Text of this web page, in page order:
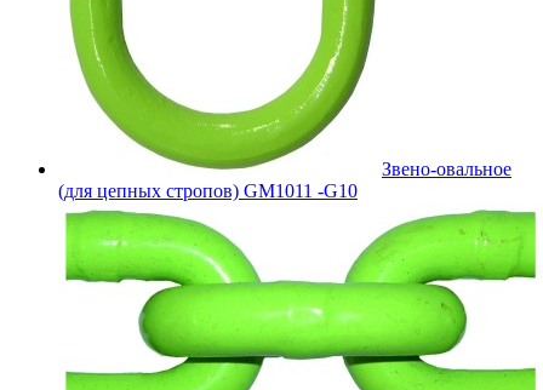
Звено-овальное
(для цепных стропов) GM1011 -G10